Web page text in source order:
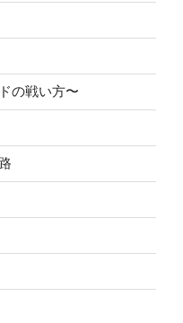
の戦い方〜